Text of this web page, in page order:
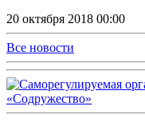
20 октября 2018 00:00
Все новости